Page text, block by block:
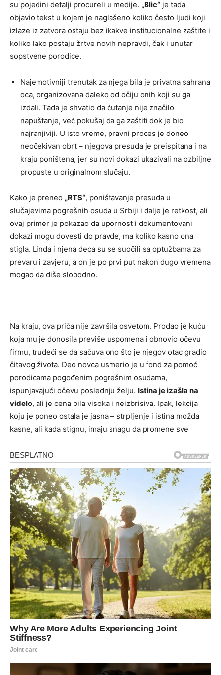
su pojedini detalji procureli u medije. „Blic“ je tada
objavio tekst u kojem je naglašeno koliko često ljudi koji
izlaze iz zatvora ostaju bez ikakve institucionalne zaštite i
koliko lako postaju žrtve novih nepravdi, čak i unutar
sopstvene porodice.
Najemotivniji trenutak za njega bila je privatna sahrana
oca, organizovana daleko od očiju onih koji su ga
izdali. Tada je shvatio da ćutanje nije značilo
napuštanje, već pokušaj da ga zaštiti dok je bio
najranjiviji. U isto vreme, pravni proces je doneo
neočekivan obrt – njegova presuda je preispitana i na
kraju poništena, jer su novi dokazi ukazivali na ozbiljne
propuste u originalnom slučaju.
Kako je preneo „RTS“, poništavanje presuda u
slučajevima pogrešnih osuda u Srbiji i dalje je retkost, ali
ovaj primer je pokazao da upornost i dokumentovani
dokazi mogu dovesti do pravde, ma koliko kasno ona
stigla. Linda i njena deca su se suočili sa optužbama za
prevaru i zavjeru, a on je po prvi put nakon dugo vremena
mogao da diše slobodno.
Na kraju, ova priča nije završila osvetom. Prodao je kuću
koja mu je donosila previše uspomena i obnovio očevu
firmu, trudeći se da sačuva ono što je njegov otac gradio
čitavog života. Deo novca usmerio je u fond za pomoć
porodicama pogođenim pogrešnim osudama,
ispunjavajući očevu poslednju želju. Istina je izašla na
videlo, ali je cena bila visoka i neizbrisiva. Ipak, lekcija
koju je poneo ostala je jasna – strpljenje i istina možda
kasne, ali kada stignu, imaju snagu da promene sve